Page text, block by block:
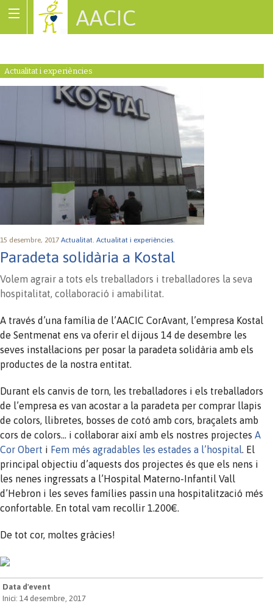
AACIC
Actualitat i experiències
15 desembre, 2017 Actualitat. Actualitat i experiències.
Paradeta solidària a Kostal
Volem agrair a tots els treballadors i treballadores la seva
hospitalitat, col·laboració i amabilitat.
A través d’una família de l’AACIC CorAvant, l’empresa Kostal
de Sentmenat ens va oferir el dijous 14 de desembre les
seves instal·lacions per posar la paradeta solidària amb els
productes de la nostra entitat.
Durant els canvis de torn, les treballadores i els treballadors
de l’empresa es van acostar a la paradeta per comprar llapis
de colors, llibretes, bosses de cotó amb cors, braçalets amb
cors de colors… i col·laborar així amb els nostres projectes A
Cor Obert i Fem més agradables les estades a l’hospital
. El
principal objectiu d’aquests dos projectes és que els nens i
les nenes ingressats a l’Hospital Materno-Infantil Vall
d’Hebron i les seves famílies passin una hospitalització més
confortable. En total vam recollir 1.200€.
De tot cor, moltes gràcies!
Data d'event
Inici: 14 desembre, 2017